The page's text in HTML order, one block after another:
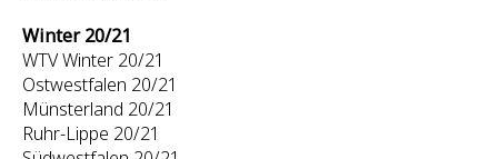
Winter 20/21
WTV Winter 20/21
Ostwestfalen 20/21
Münsterland 20/21
Ruhr-Lippe 20/21